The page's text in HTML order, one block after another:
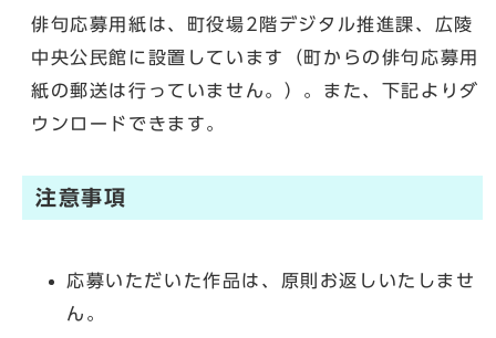
俳句応募用紙は、町役場2階デジタル推進課、広陵
中央公民館に設置しています（町からの俳句応募用
紙の郵送は行っていません。）。また、下記よりダ
ウンロードできます。
注意事項
応募いただいた作品は、原則お返しいたしませ
ん。